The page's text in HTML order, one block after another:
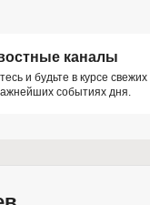
каналы
и будьте в курсе свежих
событиях дня.